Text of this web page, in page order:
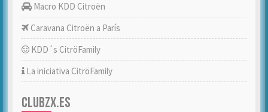
Macro KDD Citroën
Caravana Citroën a París
KDD´s CitröFamily
La iniciativa CitröFamily
CLUBZX.ES